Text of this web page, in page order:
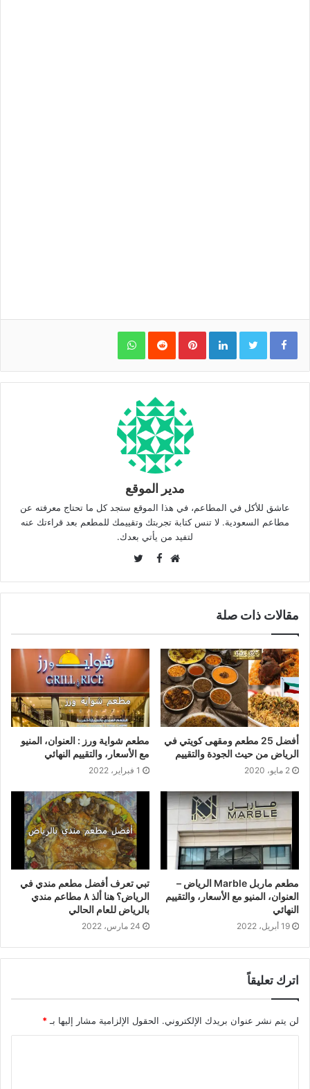
LinkedIn
Pinterest
WhatsApp
مدير الموقع
عاشق للأكل في المطاعم، في هذا الموقع ستجد كل ما تحتاج معرفته عن
مطاعم السعودية. لا تنس كتابة تجربتك وتقييمك للمطعم بعد قراءتك عنه
لتفيد من يأتي بعدك.
Facebook
مقالات ذات صلة
أفضل 25 مطعم ومقهى كويتي في
الرياض من حيث الجودة والتقييم
2 مايو، 2020
مطعم شواية ورز : العنوان، المنيو
مع الأسعار، والتقييم النهائي
1 فبراير، 2022
مطعم ماربل Marble الرياض –
العنوان، المنيو مع الأسعار، والتقييم
النهائي
19 أبريل، 2022
تبي تعرف أفضل مطعم مندي في
الرياض؟ هنا ألذ ٨ مطاعم مندي
بالرياض للعام الحالي
24 مارس، 2022
اترك تعليقاً
لن يتم نشر عنوان بريدك الإلكتروني. الحقول الإلزامية مشار إليها بـ *